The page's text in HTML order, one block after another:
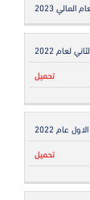
المالي 2023
لعام 2022
تحميل
عام 2022
تحميل